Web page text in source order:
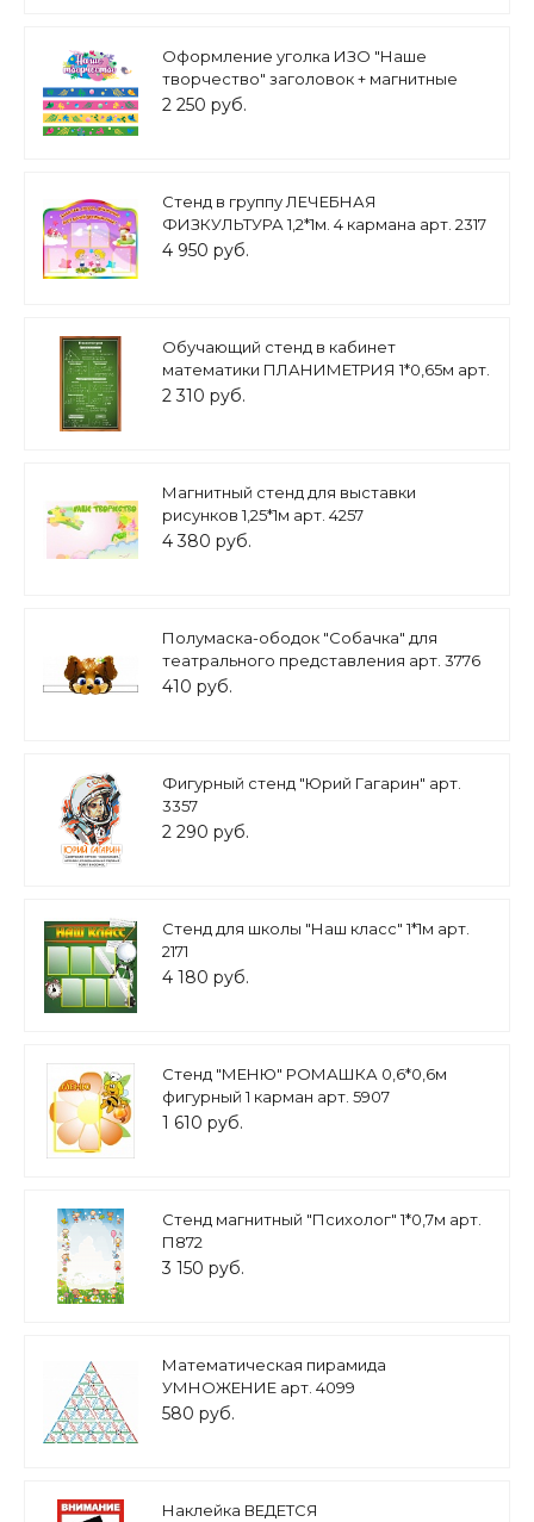
Оформление уголка ИЗО "Наше
творчество" заголовок + магнитные
ленты арт. МАГ1319
2 250 руб.
Cтенд в группу ЛЕЧЕБНАЯ
ФИЗКУЛЬТУРА 1,2*1м. 4 кармана арт. 2317
4 950 руб.
Обучающий стенд в кабинет
математики ПЛАНИМЕТРИЯ 1*0,65м арт.
3311
2 310 руб.
Магнитный стенд для выставки
рисунков 1,25*1м арт. 4257
4 380 руб.
Полумаска-ободок "Собачка" для
театрального представления арт. 3776
410 руб.
Фигурный стенд "Юрий Гагарин" арт.
3357
2 290 руб.
Стенд для школы "Наш класс" 1*1м арт.
2171
4 180 руб.
Стенд "МЕНЮ" РОМАШКА 0,6*0,6м
фигурный 1 карман арт. 5907
1 610 руб.
Стенд магнитный "Психолог" 1*0,7м арт.
П872
3 150 руб.
Математическая пирамида
УМНОЖЕНИЕ арт. 4099
580 руб.
Наклейка ВЕДЕТСЯ